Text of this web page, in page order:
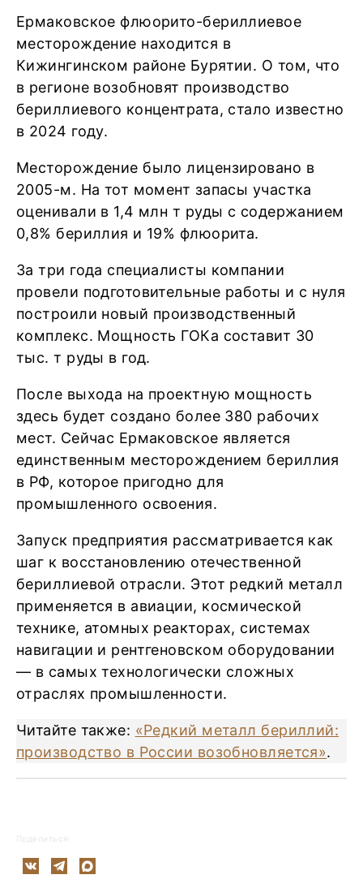
Ермаковское флюорито-бериллиевое
месторождение находится в
Кижингинском районе Бурятии. О том, что
в регионе возобновят производство
бериллиевого концентрата, стало известно
в 2024 году.
Месторождение было лицензировано в
2005-м. На тот момент запасы участка
оценивали в 1,4 млн т руды с содержанием
0,8% бериллия и 19% флюорита.
За три года специалисты компании
провели подготовительные работы и с нуля
построили новый производственный
комплекс. Мощность ГОКа составит 30
тыс. т руды в год.
После выхода на проектную мощность
здесь будет создано более 380 рабочих
мест. Сейчас Ермаковское является
единственным месторождением бериллия
в РФ, которое пригодно для
промышленного освоения.
Запуск предприятия рассматривается как
шаг к восстановлению отечественной
бериллиевой отрасли. Этот редкий металл
применяется в авиации, космической
технике, атомных реакторах, системах
навигации и рентгеновском оборудовании
— в самых технологически сложных
отраслях промышленности.
Читайте также: «Редкий металл бериллий:
производство в России возобновляется».
Поделиться: